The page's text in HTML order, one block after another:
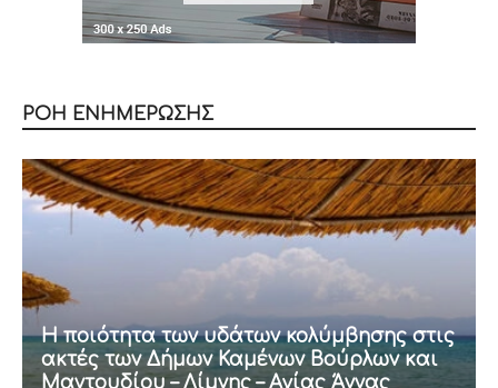
ΡΟΗ ΕΝΗΜΕΡΩΣΗΣ
Η ποιότητα των υδάτων κολύμβησης στις
ακτές των Δήμων Καμένων Βούρλων και
Μαντουδίου – Λίμνης – Αγίας Άννας